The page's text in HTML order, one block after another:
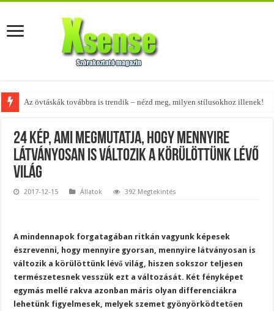
A tökéletes táskák férfiaknak – fedezd fel az 5 legjobb fazont!
24 kép, ami megmutatja, hogy mennyire
látványosan is változik a körülöttünk lévő
világ
2017-12-15 Állatok 392 Megtekintés
A mindennapok forgatagában ritkán vagyunk képesek
észrevenni, hogy mennyire gyorsan, mennyire látványosan is
változik a körülöttünk lévő világ, hiszen sokszor teljesen
természetesnek vesszük ezt a változását. Két fényképet
egymás mellé rakva azonban máris olyan differenciákra
lehetünk figyelmesek, melyek szemet gyönyörködtetően